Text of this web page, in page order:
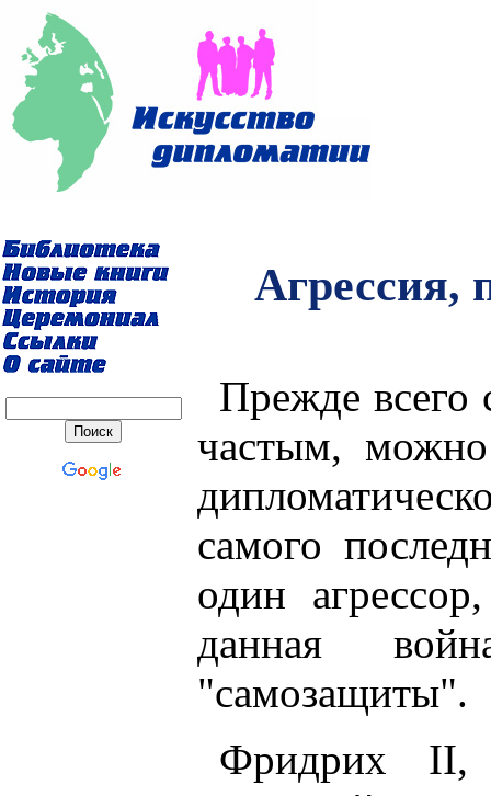
Агрессия,
Прежде всего
частым,
самого
один
данная
"самозащиты".
Фридрих II,